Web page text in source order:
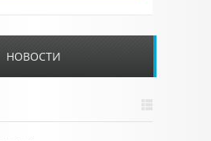
НОВОСТИ